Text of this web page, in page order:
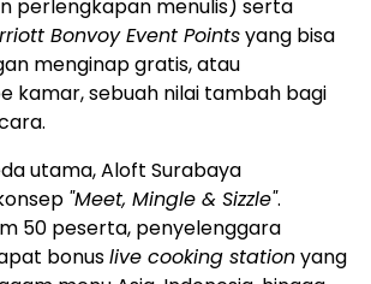
perlengkapan menulis) serta
Bonvoy Event Pointsyang bisa
menginap gratis, atau
kamar, sebuah nilai tambah bagi
utama, Aloft Surabaya
"Meet, Mingle & Sizzle".
50 peserta, penyelenggara
bonuslive cooking stationyang